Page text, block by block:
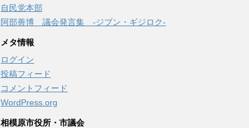
自民党本部
阿部善博 議会発言集 -ジブン・ギジロク-
メタ情報
ログイン
投稿フィード
コメントフィード
WordPress.org
相模原市役所・市議会